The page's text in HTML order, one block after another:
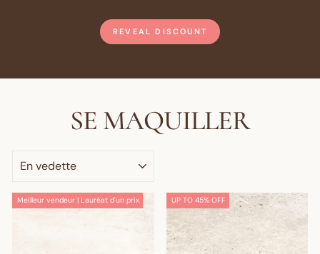
REVEAL DISCOUNT
SE MAQUILLER
Meilleur vendeur | Lauréat d'un prix UP TO 45% OFF